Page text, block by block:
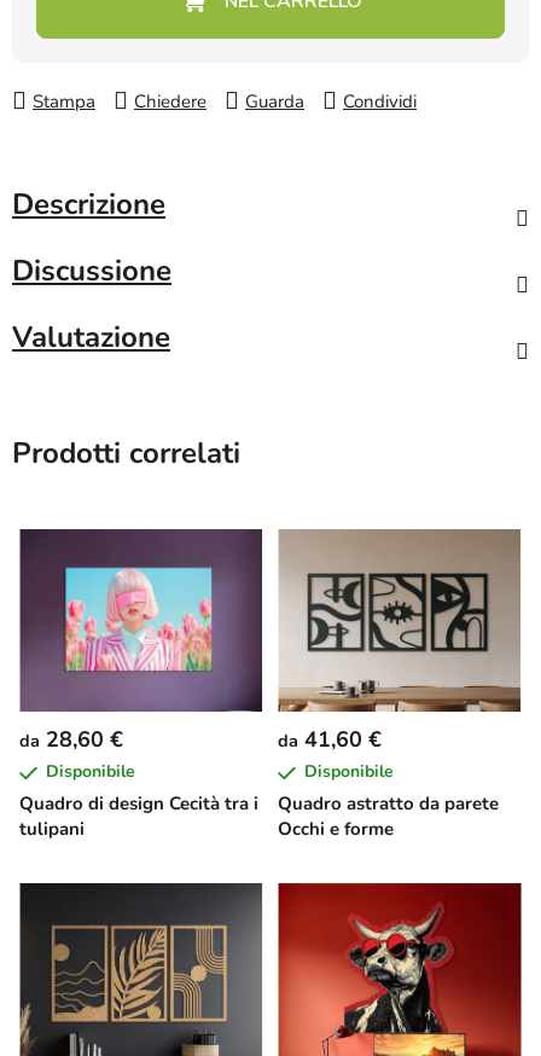
Stampa Chiedere Guarda Condividi
Descrizione
Discussione
Valutazione
Prodotti correlati
Quadro di design Cecità tra i
tulipani
da 28,60 €
Disponibile
Quadro astratto da parete
Occhi e forme
da 41,60 €
Disponibile